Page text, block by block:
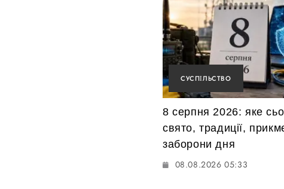
СУСПІЛЬСТВО
8 серпня 2026: яке
свято, традиції,
заборони дня
08.08.2026 05:33